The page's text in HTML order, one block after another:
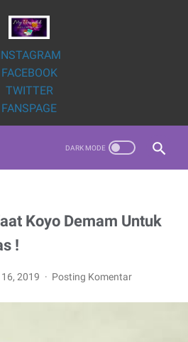
FACEBOOK
TWITTER
FANSPAGE
Koyo Demam Untuk
!
2019 Posting Komentar